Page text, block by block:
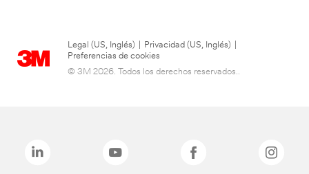
Legal (US, Inglés) Privacidad (US, Inglés)
Preferencias de cookies
© 3M 2026. Todos los derechos reservados..